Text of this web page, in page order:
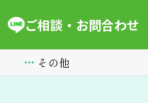
ご相談・お問合わせ
その他